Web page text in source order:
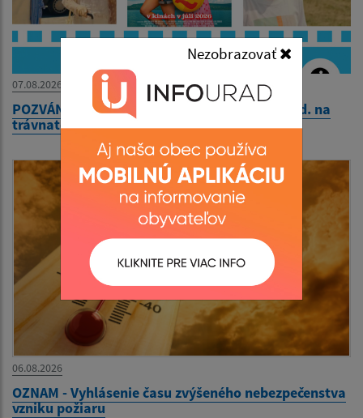
Nezobrazovať
07.08.2026
POZVÁNKA - Letné kino 22.8.2026 o 20:00 hod. na
trávnatom ihrisku v Nižnom Klátove
06.08.2026
OZNAM - Vyhlásenie času zvýšeného nebezpečenstva
vzniku požiaru